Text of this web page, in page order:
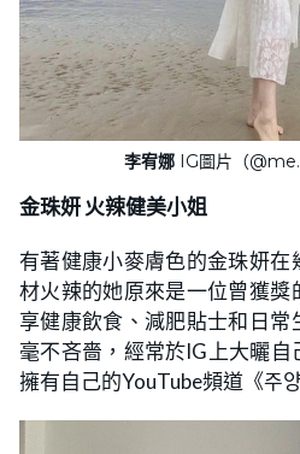
李宥娜 IG圖片（
金珠妍 火辣健美小姐
有著健康小麥膚色的金珠妍
材火辣的她原來是一位曾獲獎
享健康飲食、減肥貼士和日
毫不吝嗇，經常於IG上大曬
擁有自己的YouTube頻道《주